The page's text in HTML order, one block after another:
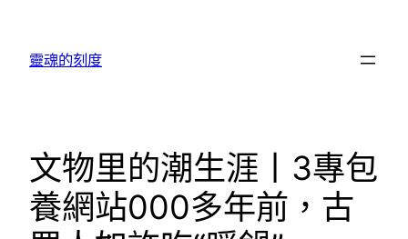
靈魂的刻度
文物里的潮生涯丨3專包
養網站000多年前，古